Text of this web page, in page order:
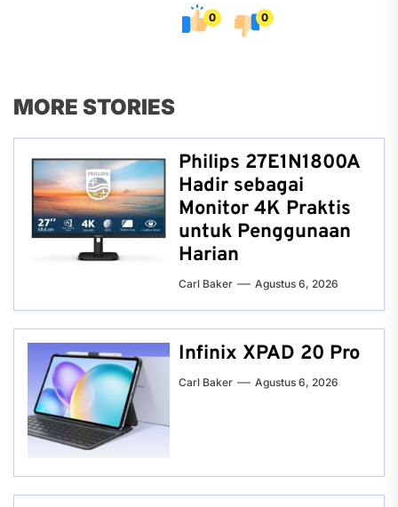
0 0
MORE STORIES
Philips 27E1N1800A
Hadir sebagai
Monitor 4K Praktis
untuk Penggunaan
Harian
Carl Baker Agustus 6, 2026
Infinix XPAD 20 Pro
Carl Baker Agustus 6, 2026